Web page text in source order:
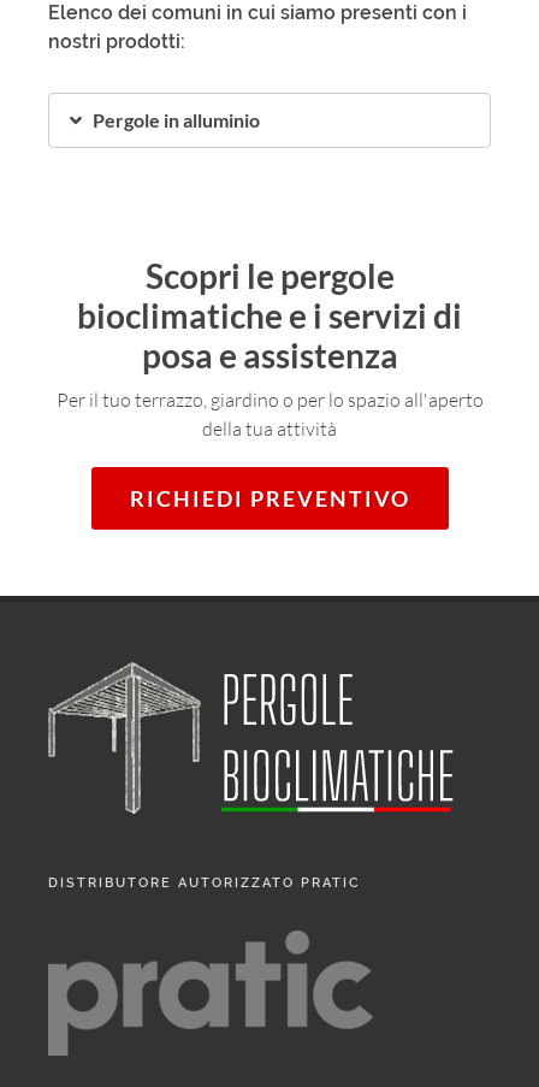
Elenco dei comuni in cui siamo presenti con i
nostri prodotti:
Pergole in alluminio
Scopri le pergole
bioclimatiche e i servizi di
posa e assistenza
Per il tuo terrazzo, giardino o per lo spazio all'aperto
della tua attività
RICHIEDI PREVENTIVO
DISTRIBUTORE AUTORIZZATO PRATIC